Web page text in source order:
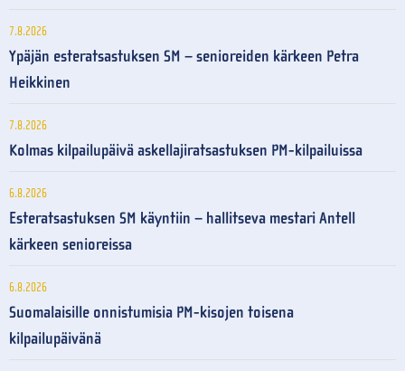
7.8.2026
Ypäjän esteratsastuksen SM – senioreiden kärkeen Petra
Heikkinen
7.8.2026
Kolmas kilpailupäivä askellajiratsastuksen PM-kilpailuissa
6.8.2026
Esteratsastuksen SM käyntiin – hallitseva mestari Antell
kärkeen senioreissa
6.8.2026
Suomalaisille onnistumisia PM-kisojen toisena
kilpailupäivänä